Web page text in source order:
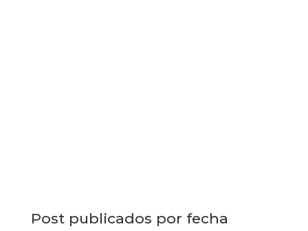
Post publicados por fecha